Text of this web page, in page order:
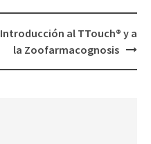
Introducción al TTouch® y a
la Zoofarmacognosis